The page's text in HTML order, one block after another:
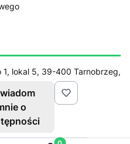
1, lokal 5, 39-400 Tarnobrzeg,
, e-mail:
| NIP: 8671853283
o